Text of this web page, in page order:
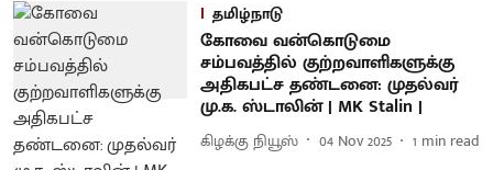
தமிழ்நாடு
கோவை வன்கொடுமை
சம்பவத்தில் குற்றவாளிகளுக்கு
அதிகபட்ச தண்டனை: முதல்வர்
மு.க. ஸ்டாலின் | MK Stalin |
கிழக்கு நியூஸ் 04 Nov 2025 1 min read